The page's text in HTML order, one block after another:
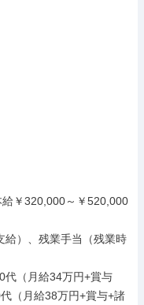
￥320,000～￥520,000
給）、残業手当（残業時
代（月給34万円+賞与
（月給38万円+賞与+諸